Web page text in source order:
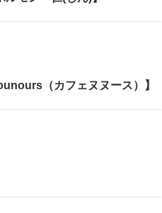
（カフェヌヌース）】